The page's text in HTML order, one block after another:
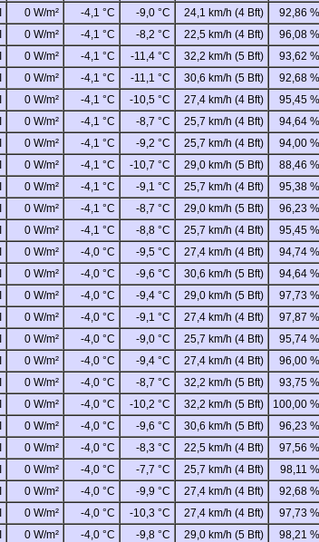
0 W/m² -4,1 °C -9,0 °C 24,1 km/h (4 Bft)
92,86 %
0 W/m² -4,1 °C -8,2 °C 22,5 km/h (4 Bft)
96,08 %
0 W/m² -4,1 °C -11,4 °C 32,2 km/h (5 Bft)
93,62 %
0 W/m² -4,1 °C -11,1 °C 30,6 km/h (5 Bft)
92,68 %
0 W/m² -4,1 °C -10,5 °C 27,4 km/h (4 Bft)
95,45 %
0 W/m² -4,1 °C -8,7 °C 25,7 km/h (4 Bft)
94,64 %
0 W/m² -4,1 °C -9,2 °C 25,7 km/h (4 Bft)
94,00 %
0 W/m² -4,1 °C -10,7 °C 29,0 km/h (5 Bft)
88,46 %
0 W/m² -4,1 °C -9,1 °C 25,7 km/h (4 Bft)
95,38 %
0 W/m² -4,1 °C -8,7 °C 29,0 km/h (5 Bft)
96,23 %
0 W/m² -4,1 °C -8,8 °C 25,7 km/h (4 Bft)
95,45 %
0 W/m² -4,0 °C -9,5 °C 27,4 km/h (4 Bft)
94,74 %
0 W/m² -4,0 °C -9,6 °C 30,6 km/h (5 Bft)
94,64 %
0 W/m² -4,0 °C -9,4 °C 29,0 km/h (5 Bft)
97,73 %
0 W/m² -4,0 °C -9,1 °C 27,4 km/h (4 Bft)
97,87 %
0 W/m² -4,0 °C -9,0 °C 25,7 km/h (4 Bft)
95,74 %
0 W/m² -4,0 °C -9,4 °C 27,4 km/h (4 Bft)
96,00 %
0 W/m² -4,0 °C -8,7 °C 32,2 km/h (5 Bft)
93,75 %
0 W/m² -4,0 °C -10,2 °C 32,2 km/h (5 Bft)
100,00 %
0 W/m² -4,0 °C -9,6 °C 30,6 km/h (5 Bft)
96,23 %
0 W/m² -4,0 °C -8,3 °C 22,5 km/h (4 Bft)
97,56 %
0 W/m² -4,0 °C -7,7 °C 25,7 km/h (4 Bft)
98,11 %
0 W/m² -4,0 °C -9,9 °C 27,4 km/h (4 Bft)
92,68 %
0 W/m² -4,0 °C -10,3 °C 27,4 km/h (4 Bft)
97,73 %
0 W/m² -4,0 °C -9,8 °C 29,0 km/h (5 Bft)
98,21 %